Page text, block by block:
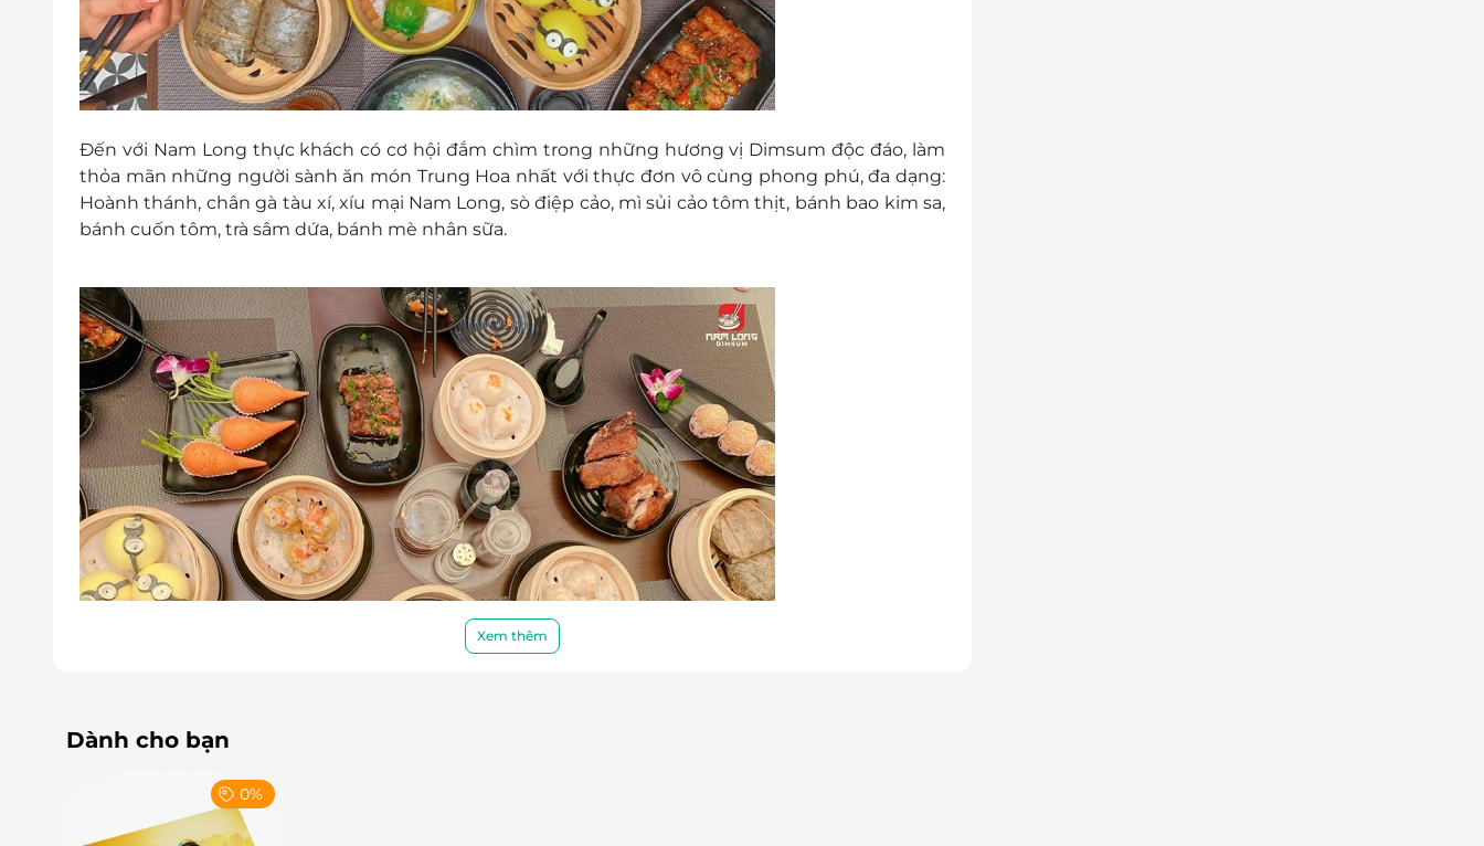
Đến với Nam Long thực khách có cơ hội đắm chìm trong những hương vị Dimsum độc đáo, làm
thỏa mãn những người sành ăn món Trung Hoa nhất với thực đơn vô cùng phong phú, đa dạng:
Hoành thánh, chân gà tàu xí, xíu mại Nam Long, sò điệp cảo, mì sủi cảo tôm thịt, bánh bao kim sa,
bánh cuốn tôm, trà sâm dứa, bánh mè nhân sữa.
Xem thêm
Dành cho bạn
0%